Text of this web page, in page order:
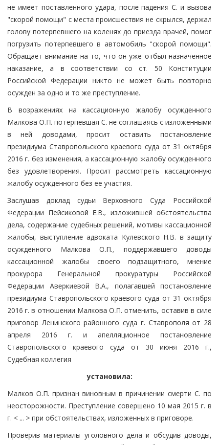
не имеет поставленного удара, после падения С. и вызова
"скорой помощи" с места происшествия не скрылся, держал
голову потерпевшего на коленях до приезда врачей, помог
погрузить потерпевшего в автомобиль "скорой помощи".
Обращает внимание на то, что он уже отбыл назначенное
наказание, а в соответствии со ст. 50 Конституции
Российской Федерации никто не может быть повторно
осужден за одно и то же преступление.
В возражениях на кассационную жалобу осужденного
Малкова О.П. потерпевшая С. не соглашаясь с изложенными
в ней доводами, просит оставить постановление
президиума Ставропольского краевого суда от 31 октября
2016 г. без изменения, а кассационную жалобу осужденного
без удовлетворения. Просит рассмотреть кассационную
жалобу осужденного без ее участия.
Заслушав доклад судьи Верховного Суда Российской
Федерации Пейсиковой Е.В., изложившей обстоятельства
дела, содержание судебных решений, мотивы кассационной
жалобы, выступление адвоката Кулевского Н.В. в защиту
осужденного Малкова О.П., поддержавшего доводы
кассационной жалобы своего подзащитного, мнение
прокурора Генеральной прокуратуры Российской
Федерации Аверкиевой В.А., полагавшей постановление
президиума Ставропольского краевого суда от 31 октября
2016 г. в отношении Малкова О.П. отменить, оставив в силе
приговор Ленинского районного суда г. Ставрополя от 28
апреля 2016 г. и апелляционное постановление
Ставропольского краевого суда от 30 июня 2016 г.,
Судебная коллегия
установила:
Малков О.П. признан виновным в причинении смерти С. по
неосторожности. Преступление совершено 10 мая 2015 г. в
г. < ... > при обстоятельствах, изложенных в приговоре.
Проверив материалы уголовного дела и обсудив доводы,